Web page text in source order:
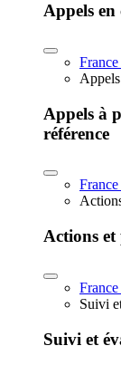
Appels en
Appels à
référence
Actions et
Suivi
Suivi et